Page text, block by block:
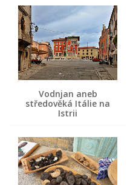
Vodnjan aneb
středověká Itálie na
Istrii